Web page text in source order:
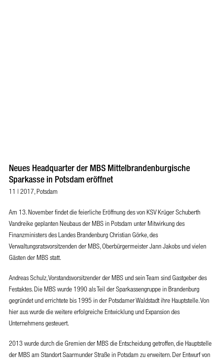
Neues Headquarter der MBS Mittelbrandenburgische
Sparkasse in Potsdam eröffnet
11 | 2017, Potsdam
Am 13. November findet die feierliche Eröffnung des von KSV Krüger Schuberth
Vandreike geplanten Neubaus der MBS in Potsdam unter Mitwirkung des
Finanzministers des Landes Brandenburg Christian Görke, des
Verwaltungsratsvorsitzenden der MBS, Oberbürgermeister Jann Jakobs und vielen
Gästen der MBS statt.
Andreas Schulz, Vorstandsvorsitzender der MBS und sein Team sind Gastgeber des
Festaktes. Die MBS wurde 1990 als Teil der Sparkassengruppe in Brandenburg
gegründet und errichtete bis 1995 in der Potsdamer Waldstadt ihre Hauptstelle. Von
hier aus wurde die weitere erfolgreiche Entwicklung und Expansion des
Unternehmens gesteuert.
2013 wurde durch die Gremien der MBS die Entscheidung getroffen, die Hauptstelle
der MBS am Standort Saarmunder Straße in Potsdam zu erweitern. Der Entwurf von